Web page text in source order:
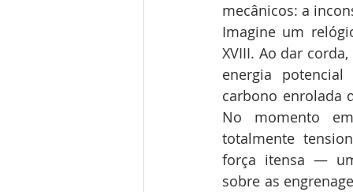
mecânicos: a
Imagine um
XVIII. Ao dar
energia
carbono enrolada
No momento
totalmente
força itensa —
sobre as